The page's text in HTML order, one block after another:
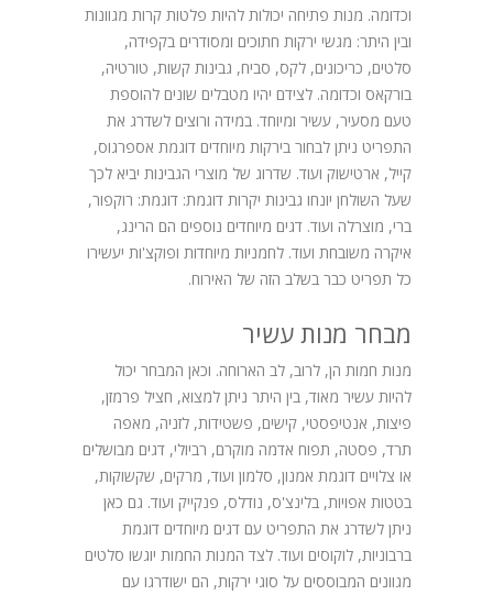
וכדומה. מנות פתיחה יכולות להיות פלטות קרות מגוונות
ובין היתר: מגשי ירקות חתוכים ומסודרים בקפידה,
סלטים, כריכונים, לקס, סביח, גבינות קשות, טורטיה,
בורקאס וכדומה. לצידם יהיו מטבלים שונים להוספת
טעם מסעיר, עשיר ומיוחד. במידה ורוצים לשדרג את
התפריט ניתן לבחור בירקות מיוחדים דוגמת אספרגוס,
קייל, ארטישוק ועוד. שדרוג של מוצרי הגבינות יביא לכך
שעל השולחן יונחו גבינות יקרות דוגמת: דוגמת: רוקפור,
ברי, מוצרלה ועוד. דגים מיוחדים נוספים הם הרינג,
איקרה משובחת ועוד. לחמניות מיוחדות ופוקצ'ות יעשירו
כל תפריט כבר בשלב הזה של האירוח.
מבחר מנות עשיר
מנות חמות הן, לרוב, לב הארוחה. וכאן המבחר יכול
להיות עשיר מאוד, בין היתר ניתן למצוא, חציל פרמזן,
פיצות, אנטיפסטי, קישים, פשטידות, לזניה, מאפה
תרד, פסטה, תפוח אדמה מוקרם, רביולי, דגים מבושלים
או צלויים דוגמת אמנון, סלמון ועוד, מרקים, שקשוקות,
בטטות אפויות, בלינצ'ס, נודלס, פנקייק ועוד. גם כאן
ניתן לשדרג את התפריט עם דגים מיוחדים דוגמת
ברבוניות, לוקוסים ועוד. לצד המנות החמות יוגשו סלטים
מגוונים המבוססים על סוגי ירקות, הם ישודרגו עם